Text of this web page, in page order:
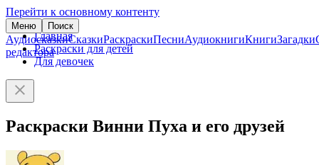
Перейти к основному контенту
Меню Поиск
АудиосказкиСказкиРаскраскиПесниАудиокнигиКнигиЗагадки
редактора
Главная
Раскраски для детей
Для девочек
Раскраски Винни Пуха и его друзей